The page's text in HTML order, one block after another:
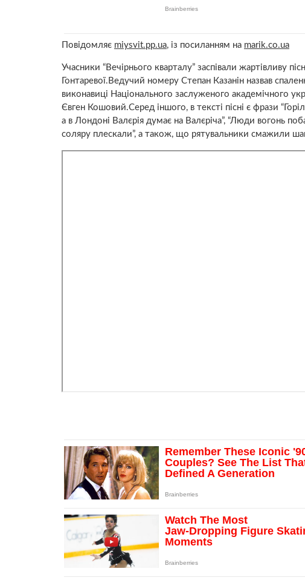
Повідомляє miysvit.pp.ua, із посиланням на marik.co.ua
Учасники “Вечірнього кварталу” заспівали жартівливу
Гонтаревої.Ведучий номеру Степан Казанін назвав
виконавиці Національного заслуженого академічного
Євген Кошовий.Серед іншого, в тексті пісні є фрази
а в Лондоні Валєрія думає на Валєріча”, “Люди вогонь
соляру плескали”, а також, що рятувальники смажили